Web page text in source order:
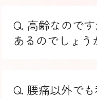
Q. 高齢なので
あるのでしょう
Q. 腰痛以外で